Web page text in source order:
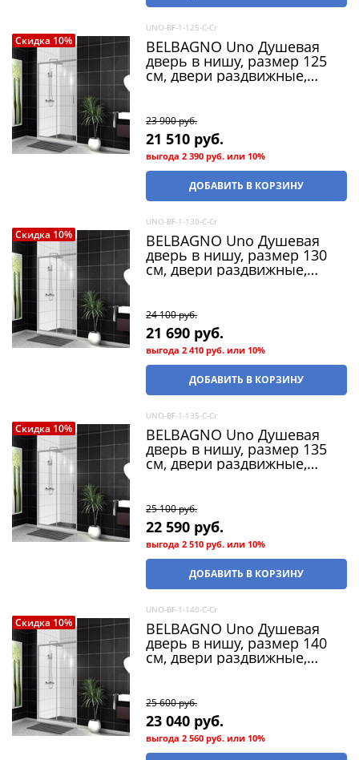
Скидка 10%
UNO-BF-1-125-C-Cr
BELBAGNO Uno Душевая
дверь в нишу, размер 125
см, двери раздвижные,
23 900 руб.
21 510 руб.
выгода2 390 руб. или 10%
ДОБАВИТЬ В КОРЗИНУ
Скидка 10%
UNO-BF-1-130-C-Cr
BELBAGNO Uno Душевая
дверь в нишу, размер 130
см, двери раздвижные,
24 100 руб.
21 690 руб.
выгода2 410 руб. или 10%
ДОБАВИТЬ В КОРЗИНУ
Скидка 10%
UNO-BF-1-135-C-Cr
BELBAGNO Uno Душевая
дверь в нишу, размер 135
см, двери раздвижные,
25 100 руб.
22 590 руб.
выгода2 510 руб. или 10%
ДОБАВИТЬ В КОРЗИНУ
Скидка 10%
UNO-BF-1-140-C-Cr
BELBAGNO Uno Душевая
дверь в нишу, размер 140
см, двери раздвижные,
25 600 руб.
23 040 руб.
выгода2 560 руб. или 10%